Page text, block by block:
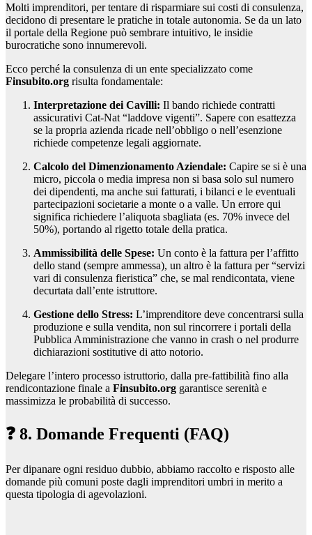
Molti imprenditori, per tentare di risparmiare sui costi di consulenza,
decidono di presentare le pratiche in totale autonomia. Se da un lato
il portale della Regione può sembrare intuitivo, le insidie
burocratiche sono innumerevoli.
Ecco perché la consulenza di un ente specializzato come
Finsubito.org risulta fondamentale:
Interpretazione dei Cavilli: Il bando richiede contratti
assicurativi Cat-Nat “laddove vigenti”. Sapere con esattezza
se la propria azienda ricade nell’obbligo o nell’esenzione
richiede competenze legali aggiornate.
Calcolo del Dimenzionamento Aziendale: Capire se si è una
micro, piccola o media impresa non si basa solo sul numero
dei dipendenti, ma anche sui fatturati, i bilanci e le eventuali
partecipazioni societarie a monte o a valle. Un errore qui
significa richiedere l’aliquota sbagliata (es. 70% invece del
50%), portando al rigetto totale della pratica.
Ammissibilità delle Spese: Un conto è la fattura per l’affitto
dello stand (sempre ammessa), un altro è la fattura per “servizi
vari di consulenza fieristica” che, se mal rendicontata, viene
decurtata dall’ente istruttore.
Gestione dello Stress: L’imprenditore deve concentrarsi sulla
produzione e sulla vendita, non sul rincorrere i portali della
Pubblica Amministrazione che vanno in crash o nel produrre
dichiarazioni sostitutive di atto notorio.
Delegare l’intero processo istruttorio, dalla pre-fattibilità fino alla
rendicontazione finale a Finsubito.org garantisce serenità e
massimizza le probabilità di successo.
❓ 8. Domande Frequenti (FAQ)
Per dipanare ogni residuo dubbio, abbiamo raccolto e risposto alle
domande più comuni poste dagli imprenditori umbri in merito a
questa tipologia di agevolazioni.